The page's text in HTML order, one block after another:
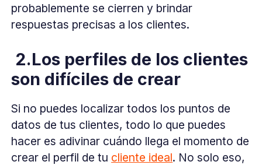
probablemente se cierren y brindar
respuestas precisas a los clientes.
2.Los perfiles de los clientes
son difíciles de crear
Si no puedes localizar todos los puntos de
datos de tus clientes, todo lo que puedes
hacer es adivinar cuándo llega el momento de
crear el perfil de tu cliente ideal. No solo eso,